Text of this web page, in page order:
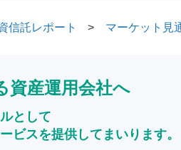
信託レポート マーケット見
資産運用会社へ
として
ビスを提供してまいります。